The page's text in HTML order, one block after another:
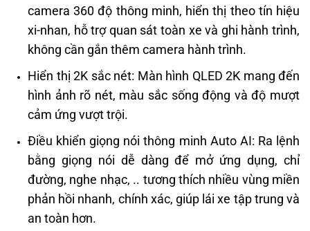
camera 360 độ thông minh, hiển thị theo tín hiệu
xi-nhan, hỗ trợ quan sát toàn xe và ghi hành trình,
không cần gắn thêm camera hành trình.
Hiển thị 2K sắc nét: Màn hình QLED 2K mang đến
hình ảnh rõ nét, màu sắc sống động và độ mượt
cảm ứng vượt trội.
Điều khiển giọng nói thông minh Auto AI: Ra lệnh
bằng giọng nói dễ dàng để mở ứng dụng, chỉ
đường, nghe nhạc, .. tương thích nhiều vùng miền
phản hồi nhanh, chính xác, giúp lái xe tập trung và
an toàn hơn.